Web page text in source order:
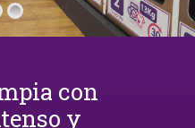
con
y